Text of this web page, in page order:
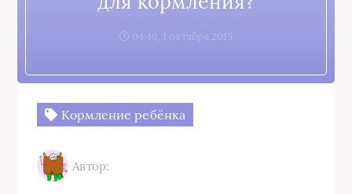
04:46, 1 октября 2015
Кормление ребёнка
Автор: